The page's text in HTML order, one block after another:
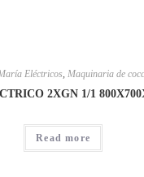
Eléctricos Maquinaria de
2XGN 1/1
Read more